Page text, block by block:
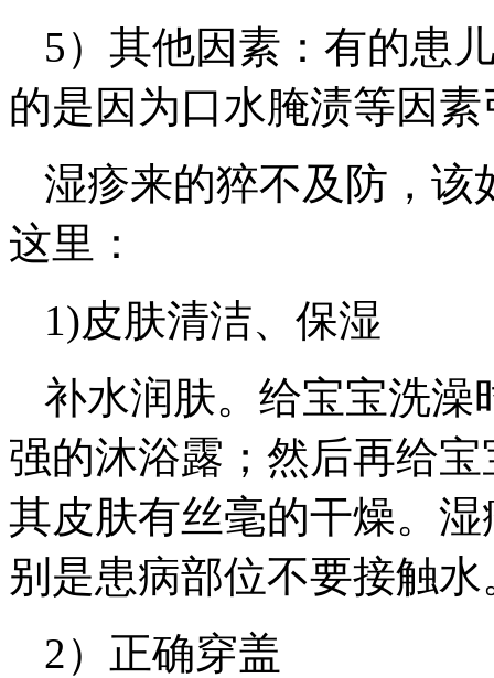
5）其他因素：有的患
的是因为口水腌渍等因
湿疹来的猝不及防，该
这里：
1)皮肤清洁、保湿
补水润肤。给宝宝洗澡
强的沐浴露；然后再给
其皮肤有丝毫的干燥。
别是患病部位不要接触水
2）正确穿盖